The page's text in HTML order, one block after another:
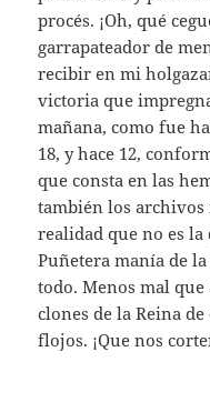
procés. ¡Oh, qué
garrapateador de
recibir en mi
victoria que
mañana, como fue
18, y hace 12,
que consta en las
también los
realidad que no es la
Puñetera manía de
todo. Menos mal
clones de la Reina
flojos. ¡Que nos